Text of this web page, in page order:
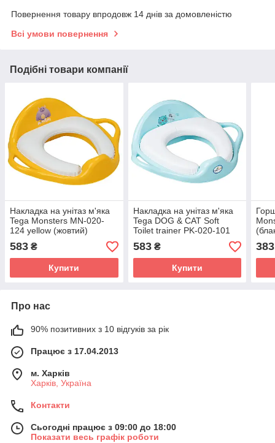
Повернення товару впродовж 14 днів за домовленістю
Всі умови повернення
Подібні товари компанії
Накладка на унітаз м'яка
Tega Monsters MN-020-
124 yellow (жовтий)
583 ₴
Купити
Накладка на унітаз м'яка
Tega DOG & CAT Soft
Toilet trainer PK-020-101
light blue (блакитний)
583₴
Купити
383
Про нас
90% позитивних з 10 відгуків за рік
Працює з 17.04.2013
м. Харків
Харків, Україна
Контакти
Сьогодні працює з 09:00 до 18:00
Показати весь графік роботи